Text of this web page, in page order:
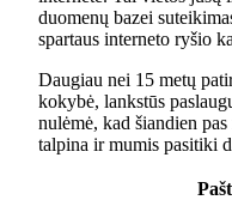
duomenų bazei
spartaus interneto ryšio
Daugiau nei 15 metų
kokybė, lankstūs
nulėmė, kad šiandien
talpina ir mumis pasitiki